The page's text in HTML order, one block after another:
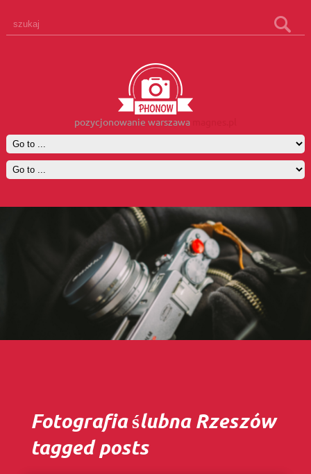
pozycjonowanie warszawa
Fotografia ślubna Rzeszów
tagged posts